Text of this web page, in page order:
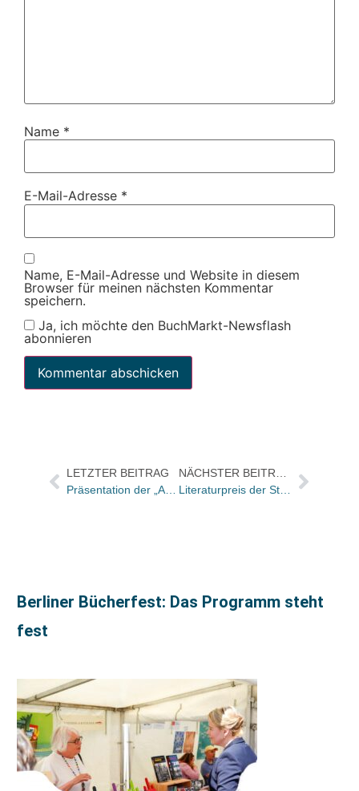
Name *
E-Mail-Adresse *
Name, E-Mail-Adresse und Website in diesem
Browser für meinen nächsten Kommentar
speichern.
Ja, ich möchte den BuchMarkt-Newsflash
abonnieren
LETZTER BEITRAG
Präsentation der „Akten zur Auswärtigen Politik“ im Auswärtigen Amt
NÄCHSTER BEITRAG
Literaturpreis der Stadtsparkasse Düsseldorf für Katharina Hacker
Berliner Bücherfest: Das Programm steht
fest